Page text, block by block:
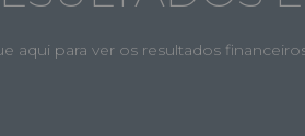
aqui para ver os resultados